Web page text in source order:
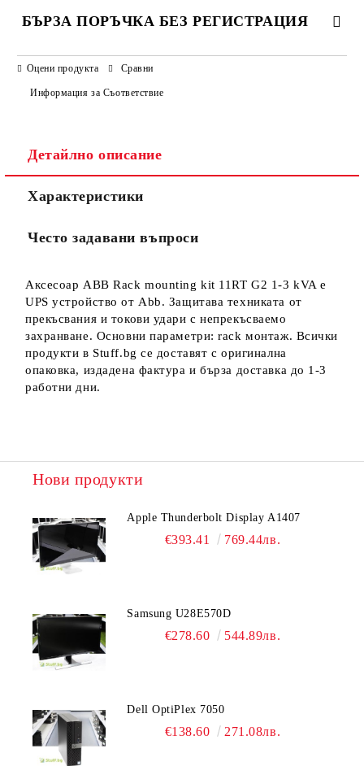
БЪРЗА ПОРЪЧКА БЕЗ РЕГИСТРАЦИЯ
САМО ПОПЪЛНЕТЕ 3 ПОЛЕТА
Оцени продукта Сравни
Информация за Съответствие
Детайлно описание
Характеристики
Често задавани въпроси
Аксесоар ABB Rack mounting kit 11RT G2 1-3 kVA е
UPS устройство от Abb. Защитава техниката от
прекъсвания и токови удари с непрекъсваемо
захранване. Основни параметри: rack монтаж. Всички
продукти в Stuff.bg се доставят с оригинална
опаковка, издадена фактура и бърза доставка до 1-3
работни дни.
Нови продукти
Apple Thunderbolt Display A1407
€393.41 769.44лв.
Samsung U28E570D
€278.60 544.89лв.
Dell OptiPlex 7050
€138.60 271.08лв.